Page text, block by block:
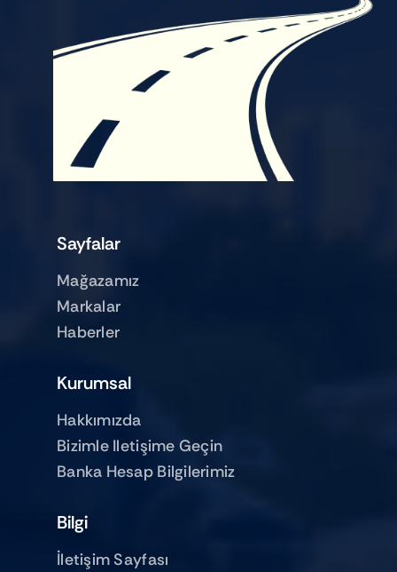
Sayfalar
Mağazamız
Markalar
Haberler
Kurumsal
Hakkımızda
Bizimle Iletişime Geçin
Banka Hesap Bilgilerimiz
Bilgi
İletişim Sayfası